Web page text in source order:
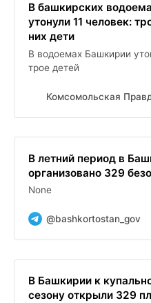
В башкирских
утонули 11 человек:
них дети
В водоемах Башкирии
трое детей
Комсомольская
В летний период в
организовано 329
None
@bashkortostan_gov
В Башкирии к
сезону открыли 329